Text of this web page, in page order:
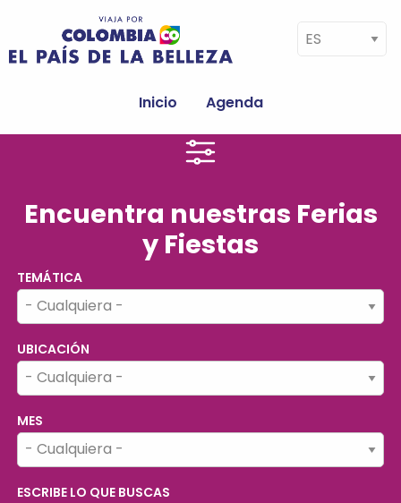
Inicio Agenda
Select your language
Encuentra nuestras Ferias
y Fiestas
TEMÁTICA
UBICACIÓN
MES
ESCRIBE LO QUE BUSCAS